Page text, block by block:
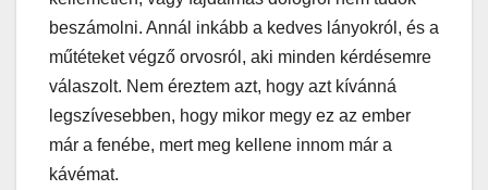
beszámolni. Annál inkább a kedves lányokról, és a
műtéteket végző orvosról, aki minden kérdésemre
válaszolt. Nem éreztem azt, hogy azt kívánná
legszívesebben, hogy mikor megy ez az ember
már a fenébe, mert meg kellene innom már a
kávémat.